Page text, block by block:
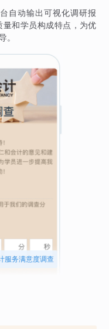
自动输出可视化调研报
和学员构成特点，为优
。
服务满意度调查